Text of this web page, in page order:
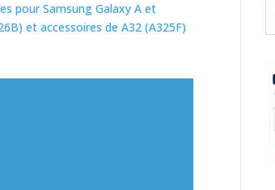
pour Samsung Galaxy A et
et accessoires de A32 (A325F)